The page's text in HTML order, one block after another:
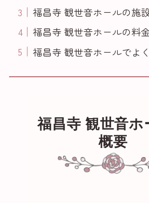
福昌寺 観世音ホールの施
福昌寺 観世音ホールの料
福昌寺 観世音ホールでよ
福昌寺 観世音ホ
概要